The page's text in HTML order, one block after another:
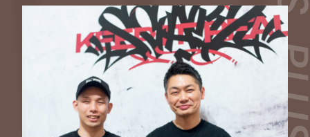
Culture and Technology」への出資事例。
ファンドのビジョンやコラボレーションの
経緯について、キーパーソンの3名に詳しく
聞きました。